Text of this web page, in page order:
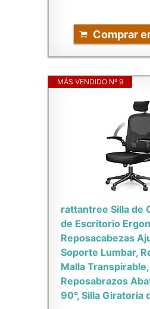
Comprar
MÁS VENDIDO Nº 9
rattantree Silla de
de Escritorio
Reposacabezas
Soporte Lumbar,
Malla Transpirable,
Reposabrazos
90°, Silla Giratoria